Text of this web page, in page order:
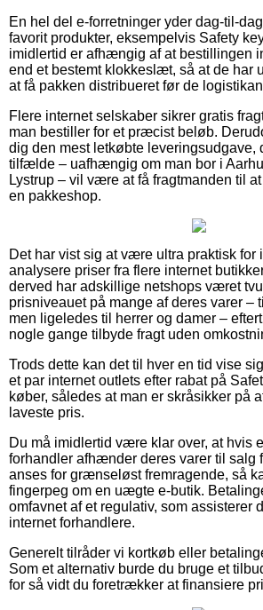
En hel del e-forretninger yder dag-til-
favorit produkter, eksempelvis Safety
imidlertid er afhængig af at bestillingen
end et bestemt klokkeslæt, så at de har
at få pakken distribueret før de
Flere internet selskaber sikrer gratis
man bestiller for et præcist beløb.
dig den mest letkøbte leveringsudgave,
tilfælde – uafhængig om man bor i
Lystrup – vil være at få fragtmanden til
en pakkeshop.
Det har vist sig at være ultra praktisk for
analysere priser fra flere internet
derved har adskillige netshops været
prisniveauet på mange af deres varer –
men ligeledes til herrer og damer –
nogle gange tilbyde fragt uden
Trods dette kan det til hver en tid vise
et par internet outlets efter rabat på
køber, således at man er skråsikker på
laveste pris.
Du må imidlertid være klar over, at hvis
forhandler afhænder deres varer til salg
anses for grænseløst fremragende, så
fingerpeg om en uægte e-butik.
omfavnet af et regulativ, som assisterer
internet forhandlere.
Generelt tilråder vi kortkøb eller
Som et alternativ burde du bruge et
for så vidt du foretrækker at finansiere